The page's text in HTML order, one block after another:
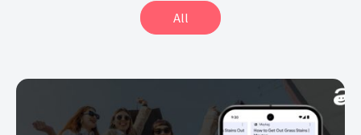
All